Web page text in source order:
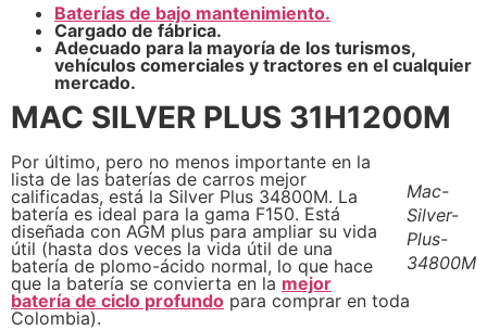
Baterías de bajo mantenimiento.
Cargado de fábrica.
Adecuado para la mayoría de los turismos,
vehículos comerciales y tractores en el cualquier
mercado.
MAC SILVER PLUS 31H1200M
Mac-
Silver-
Plus-
34800M
Por último, pero no menos importante en la
lista de las baterías de carros mejor
calificadas, está la Silver Plus 34800M. La
batería es ideal para la gama F150. Está
diseñada con AGM plus para ampliar su vida
útil (hasta dos veces la vida útil de una
batería de plomo-ácido normal, lo que hace
que la batería se convierta en la mejor
batería de ciclo profundo para comprar en toda
Colombia).